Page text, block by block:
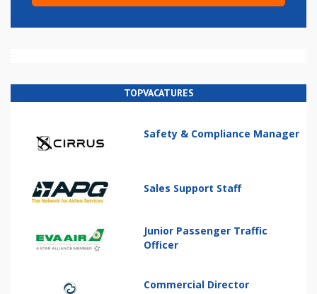
TOPVACATURES
Safety & Compliance Manager
Sales Support Staff
Junior Passenger Traffic
Officer
Commercial Director